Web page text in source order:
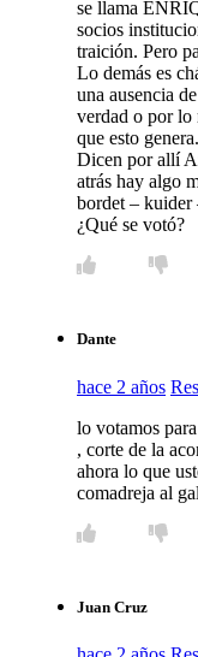
se llama
socios
traición. Pero
Lo demás es
una ausencia
verdad o por lo
que esto genera.
Dicen por allí
atrás hay algo
bordet – kuider
¿Qué se votó?
Dante
hace 2 años
lo votamos
, corte de la
ahora lo que
comadreja al
Juan Cruz